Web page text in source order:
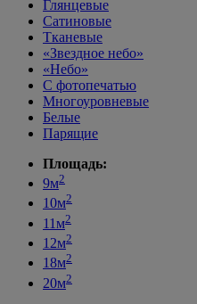
Глянцевые
Сатиновые
Тканевые
«Звездное небо»
«Небо»
С фотопечатью
Многоуровневые
Белые
Парящие
Площадь:
9м2
10м2
11м2
12м2
18м2
20м2